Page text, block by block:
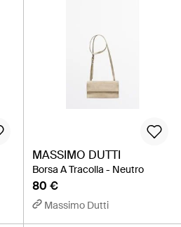
MASSIMO DUTTI
Borsa A Tracolla - Neutro
80 €
Massimo Dutti